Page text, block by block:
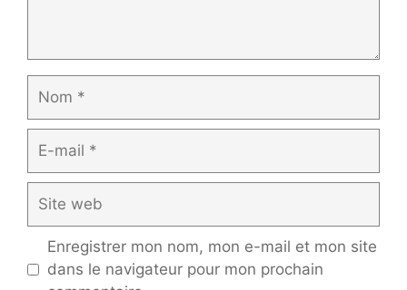
mail
web
Enregistrer mon nom, mon e-mail et mon site
dans le navigateur pour mon prochain